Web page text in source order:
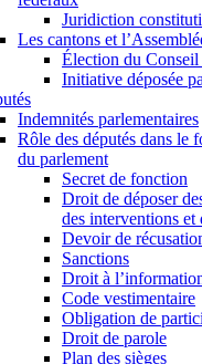
Juridiction
Les cantons et
Élection du Conseil
Initiative déposée
Indemnités parlementaires
Rôle des députés dans le
du parlement
Secret de fonction
Droit de déposer
des interventions et
Devoir de
Sanctions
Droit à
Code vestimentaire
Obligation de
Droit de parole
Plan des sièges